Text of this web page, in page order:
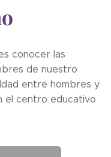
conocer las
de nuestro
entre hombres y
el centro educativo